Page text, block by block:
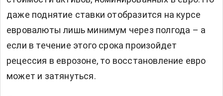
даже поднятие ставки отобразится на курсе
евровалюты лишь минимум через полгода – а
если в течение этого срока произойдет
рецессия в еврозоне, то восстановление евро
может и затянуться.